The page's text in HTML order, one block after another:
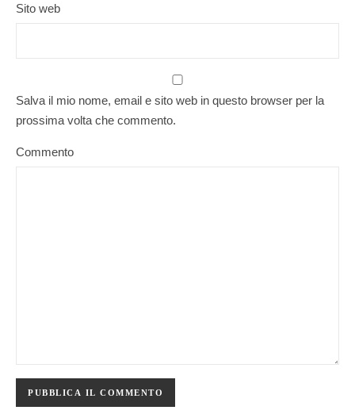
Sito web
Salva il mio nome, email e sito web in questo browser per la
prossima volta che commento.
Commento